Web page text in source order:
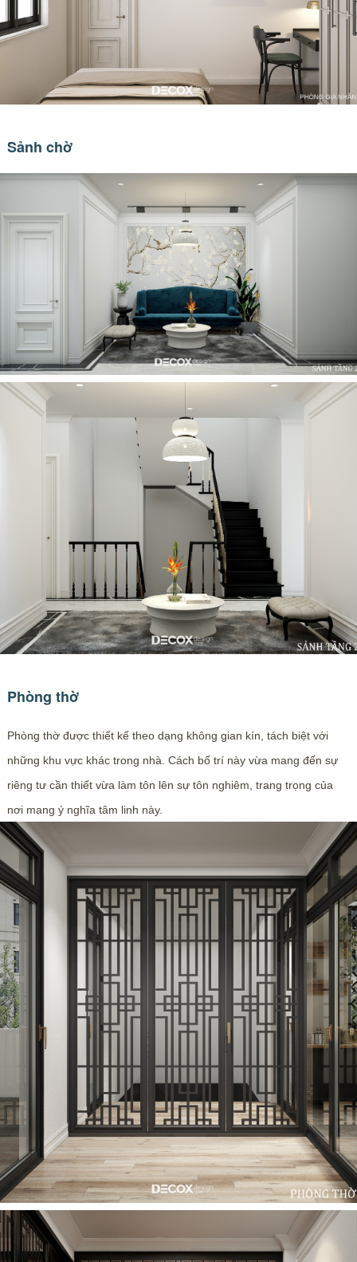
Sảnh chờ
Phòng thờ
Phòng thờ được thiết kế theo dạng không gian kín, tách biệt với
những khu vực khác trong nhà. Cách bố trí này vừa mang đến sự
riêng tư cần thiết vừa làm tôn lên sự tôn nghiêm, trang trọng của
nơi mang ý nghĩa tâm linh này.